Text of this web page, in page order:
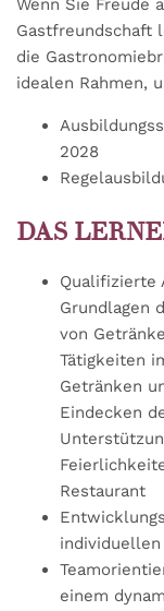
Wenn Sie Freude
Gastfreundschaft
die
idealen Rahmen,
2028
DAS
Qualifizierte
Grundlagen
von
Tätigkeiten
Getränken
Eindecken
Restaurant
individuellen
einem